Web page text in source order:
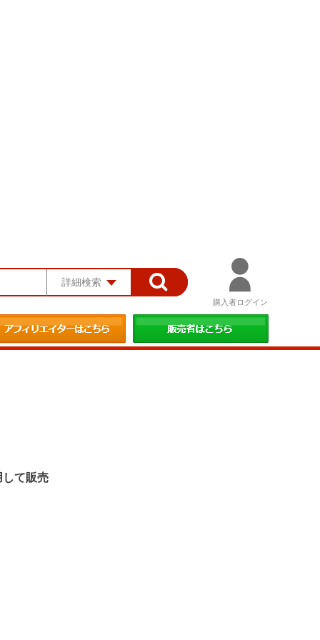
詳細検索
購入者ログイン
して販売